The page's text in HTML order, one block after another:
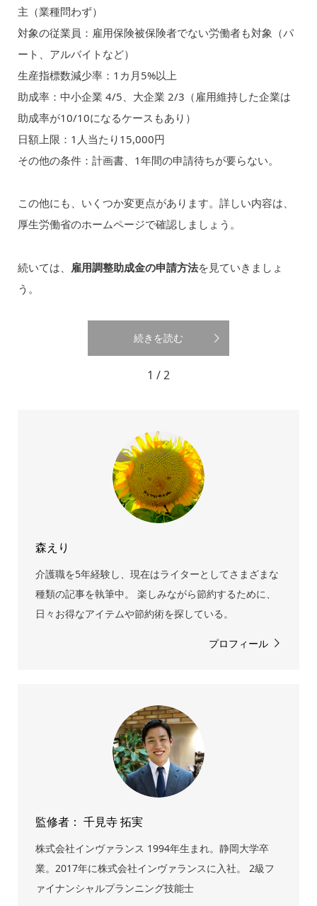
主（業種問わず）
対象の従業員：雇用保険被保険者でない労働者も対象（パ
ート、アルバイトなど）
生産指標数減少率：1カ月5%以上
助成率：中小企業 4/5、大企業 2/3（雇用維持した企業は
助成率が10/10になるケースもあり）
日額上限：1人当たり15,000円
その他の条件：計画書、1年間の申請待ちが要らない。
この他にも、いくつか変更点があります。詳しい内容は、
厚生労働省のホームページで確認しましょう。
続いては、 雇用調整助成金の申請方法を見ていきましょ
う。
続きを読む
1 / 2
森えり
介護職を5年経験し、現在はライターとしてさまざまな
種類の記事を執筆中。 楽しみながら節約するために、
日々お得なアイテムや節約術を探している。
プロフィール
監修者： 千見寺 拓実
株式会社インヴァランス 1994年生まれ。静岡大学卒
業。2017年に株式会社インヴァランスに入社。 2級フ
ァイナンシャルプランニング技能士